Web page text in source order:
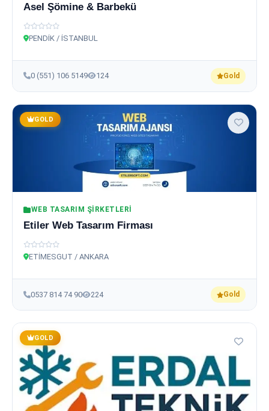
Asel Şömine & Barbekü
PENDİK / İSTANBUL
0 (551) 106 5149 124 Gold
GOLD
WEB TASARIM ŞIRKETLERI
Etiler Web Tasarım Firması
ETİMESGUT / ANKARA
0537 814 74 90 224 Gold
GOLD